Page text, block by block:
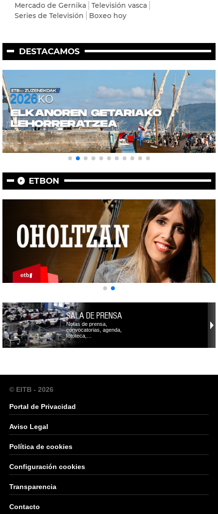
Mercado de Gernika
Televisión vasca
Series de Televisión
Boxeo hoy
DESTACAMOS
ETBON
SALA DE PRENSA
Notas de prensa,
convocatorias, agenda,
fototeca,…
© EITB - 2026
Portal de Privacidad
Aviso Legal
Política de cookies
Configuración cookies
Transparencia
Contacto